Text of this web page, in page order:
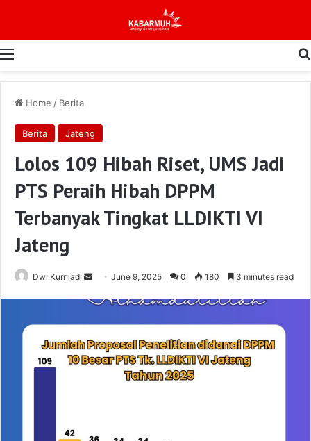
Menu
Home / Berita
Berita Jateng
Lolos 109 Hibah Riset, UMS Jadi
PTS Peraih Hibah DPPM
Terbanyak Tingkat LLDIKTI VI
Jateng
Dwi Kurniadi
Send
email
June 9, 2025 0 180 3 minutes read